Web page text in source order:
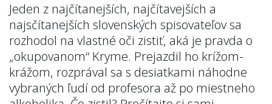
Jeden z najčítanejších, najčítavejších a
najsčítanejších slovenských spisovateľov sa
rozhodol na vlastné oči zistiť, aká je pravda o
„okupovanom“ Kryme. Prejazdil ho krížom-
krážom, rozprával sa s desiatkami náhodne
vybraných ľudí od profesora až po miestneho